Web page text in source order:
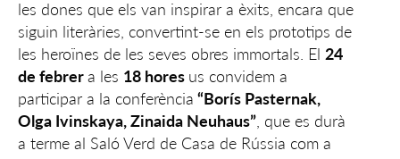
les dones que els van inspirar a èxits, encara que
siguin literàries, convertint-se en els prototips de
les heroïnes de les seves obres immortals. El 24
de febrera les 18 hores us convidem a
participar a la conferència “Borís Pasternak,
Olga Ivinskaya, Zinaida Neuhaus” , que es durà
a terme al Saló Verd de Casa de Rússia com a